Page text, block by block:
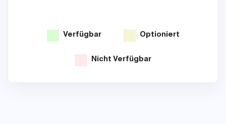
Verfügbar Optioniert
Nicht Verfügbar